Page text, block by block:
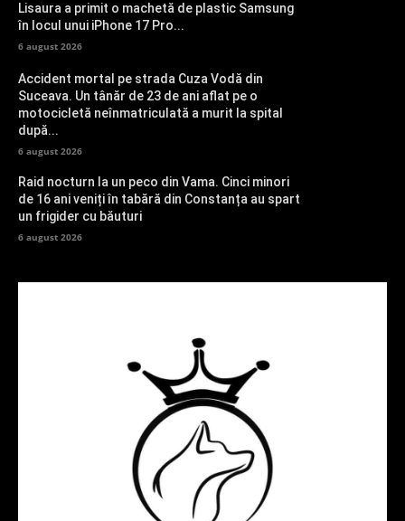
Lisaura a primit o machetă de plastic Samsung
în locul unui iPhone 17 Pro...
6 august 2026
Accident mortal pe strada Cuza Vodă din
Suceava. Un tânăr de 23 de ani aflat pe o
motocicletă neînmatriculată a murit la spital
după...
6 august 2026
Raid nocturn la un peco din Vama. Cinci minori
de 16 ani veniți în tabără din Constanța au spart
un frigider cu băuturi
6 august 2026